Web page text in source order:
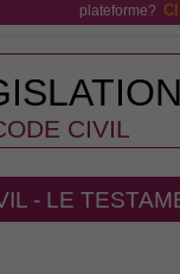
plateforme?
CIVIL
- LE